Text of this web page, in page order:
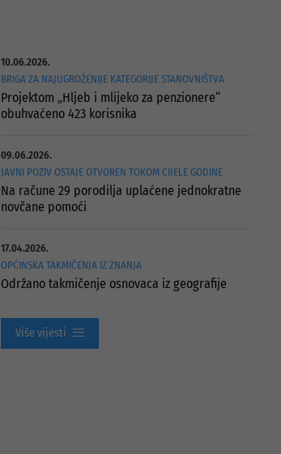
10.06.2026.
BRIGA ZA NAJUGROŽENIJE KATEGORIJE STANOVNIŠTVA
Projektom „Hljeb i mlijeko za penzionere“
obuhvaćeno 423 korisnika
09.06.2026.
JAVNI POZIV OSTAJE OTVOREN TOKOM CIJELE GODINE
Na račune 29 porodilja uplaćene jednokratne
novčane pomoći
17.04.2026.
OPĆINSKA TAKMIČENJA IZ ZNANJA
Održano takmičenje osnovaca iz geografije
Više vijesti